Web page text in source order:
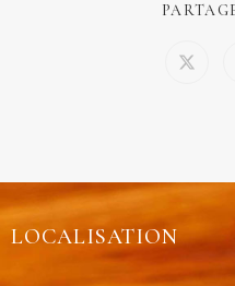
LOCALISATION